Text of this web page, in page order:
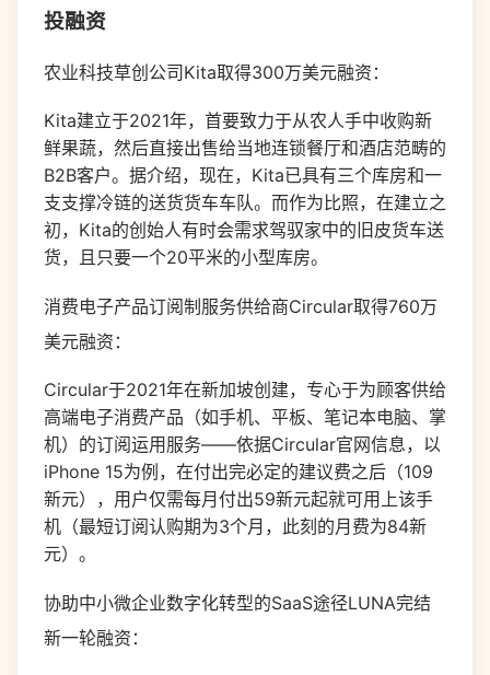
投融资
农业科技草创公司Kita取得300万美元融资：
Kita建立于2021年，首要致力于从农人手中收购新
鲜果蔬，然后直接出售给当地连锁餐厅和酒店范畴的
B2B客户。据介绍，现在，Kita已具有三个库房和一
支支撑冷链的送货货车车队。而作为比照，在建立之
初，Kita的创始人有时会需求驾驭家中的旧皮货车送
货，且只要一个20平米的小型库房。
消费电子产品订阅制服务供给商Circular取得760万
美元融资：
Circular于2021年在新加坡创建，专心于为顾客供给
高端电子消费产品（如手机、平板、笔记本电脑、掌
机）的订阅运用服务——依据Circular官网信息，以
iPhone 15为例，在付出完必定的建议费之后（109
新元），用户仅需每月付出59新元起就可用上该手
机（最短订阅认购期为3个月，此刻的月费为84新
元）。
协助中小微企业数字化转型的SaaS途径LUNA完结
新一轮融资：